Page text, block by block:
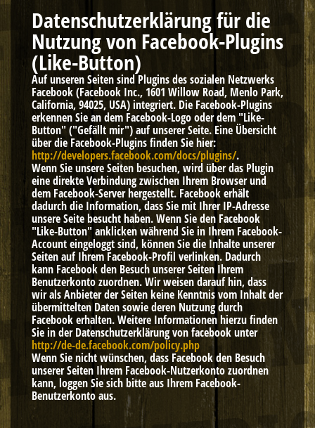
Datenschutzerklärung für die
Nutzung von Facebook-Plugins
(Like-Button)
Auf unseren Seiten sind Plugins des sozialen Netzwerks
Facebook (Facebook Inc., 1601 Willow Road, Menlo Park,
California, 94025, USA) integriert. Die Facebook-Plugins
erkennen Sie an dem Facebook-Logo oder dem "Like-
Button" ("Gefällt mir") auf unserer Seite. Eine Übersicht
über die Facebook-Plugins finden Sie hier:
http://developers.facebook.com/docs/plugins/.
Wenn Sie unsere Seiten besuchen, wird über das Plugin
eine direkte Verbindung zwischen Ihrem Browser und
dem Facebook-Server hergestellt. Facebook erhält
dadurch die Information, dass Sie mit Ihrer IP-Adresse
unsere Seite besucht haben. Wenn Sie den Facebook
"Like-Button" anklicken während Sie in Ihrem Facebook-
Account eingeloggt sind, können Sie die Inhalte unserer
Seiten auf Ihrem Facebook-Profil verlinken. Dadurch
kann Facebook den Besuch unserer Seiten Ihrem
Benutzerkonto zuordnen. Wir weisen darauf hin, dass
wir als Anbieter der Seiten keine Kenntnis vom Inhalt der
übermittelten Daten sowie deren Nutzung durch
Facebook erhalten. Weitere Informationen hierzu finden
Sie in der Datenschutzerklärung von facebook unter
http://de-de.facebook.com/policy.php
Wenn Sie nicht wünschen, dass Facebook den Besuch
unserer Seiten Ihrem Facebook-Nutzerkonto zuordnen
kann, loggen Sie sich bitte aus Ihrem Facebook-
Benutzerkonto aus.